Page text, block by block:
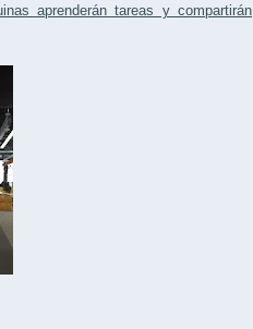
aprenderán tareas y compartirán